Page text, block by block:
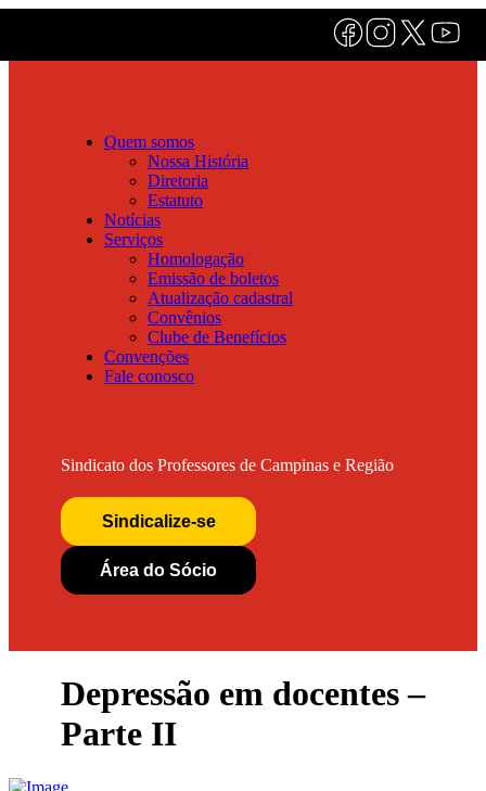
Quem somos
Nossa História
Diretoria
Estatuto
Notícias
Serviços
Homologação
Emissão de boletos
Atualização cadastral
Convênios
Clube de Benefícios
Convenções
Fale conosco
Sindicato dos Professores de Campinas e Região
Sindicalize-se
Área do Sócio
Depressão em docentes –
Parte II